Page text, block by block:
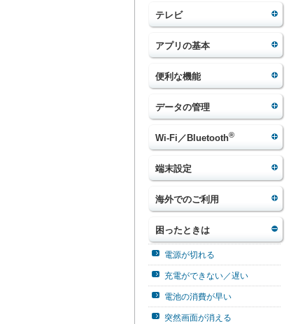
テレビ
アプリの基本
便利な機能
データの管理
Wi-Fi／Bluetooth®
端末設定
海外でのご利用
困ったときは
電源が切れる
充電ができない／遅い
電池の消費が早い
突然画面が消える